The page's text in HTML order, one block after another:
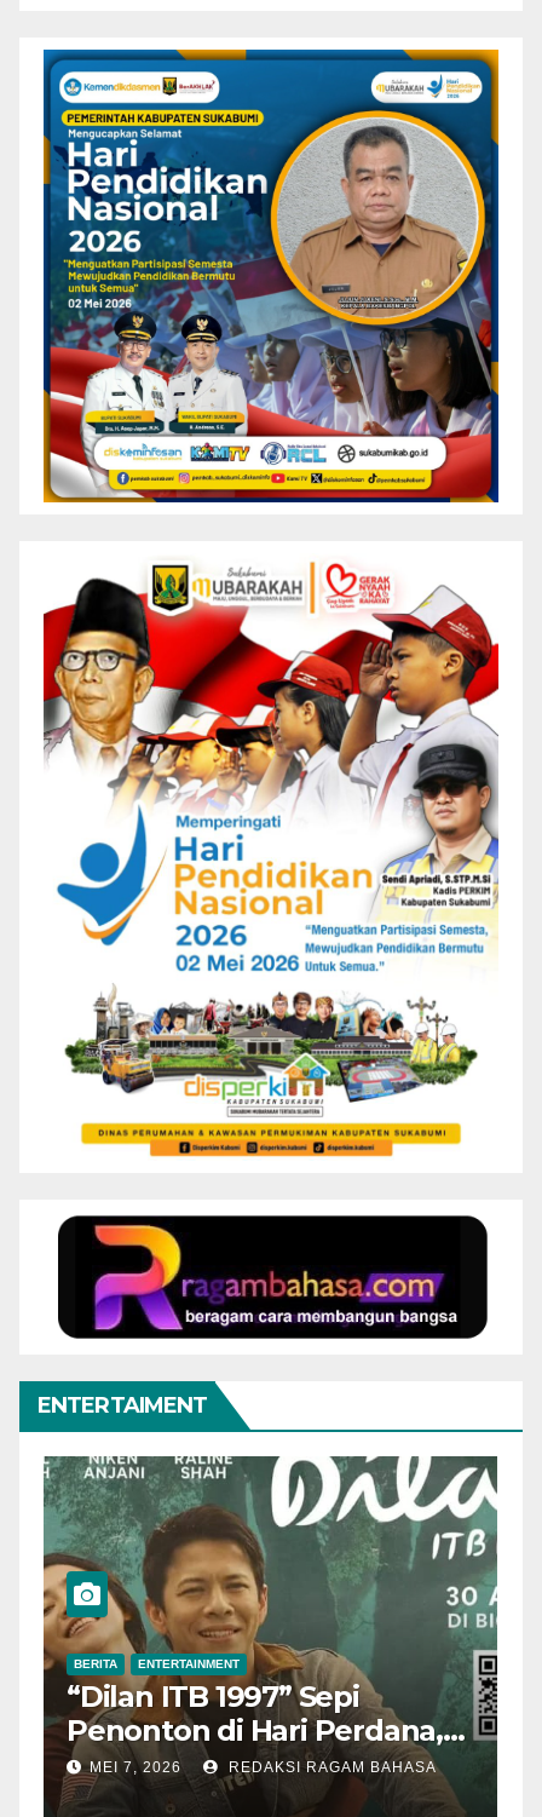
ENTERTAIMENT
BERITA ENTERTAINMENT
“Dilan ITB 1997” Sepi
Penonton di Hari Perdana,
Pengamat Nilai Cerita
Kurang Kuat
MEI 7, 2026 REDAKSI RAGAM BAHASA